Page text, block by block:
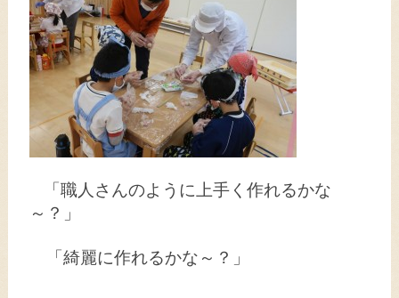
「職人さんのように上手く作れるかな
～？」
「綺麗に作れるかな～？」